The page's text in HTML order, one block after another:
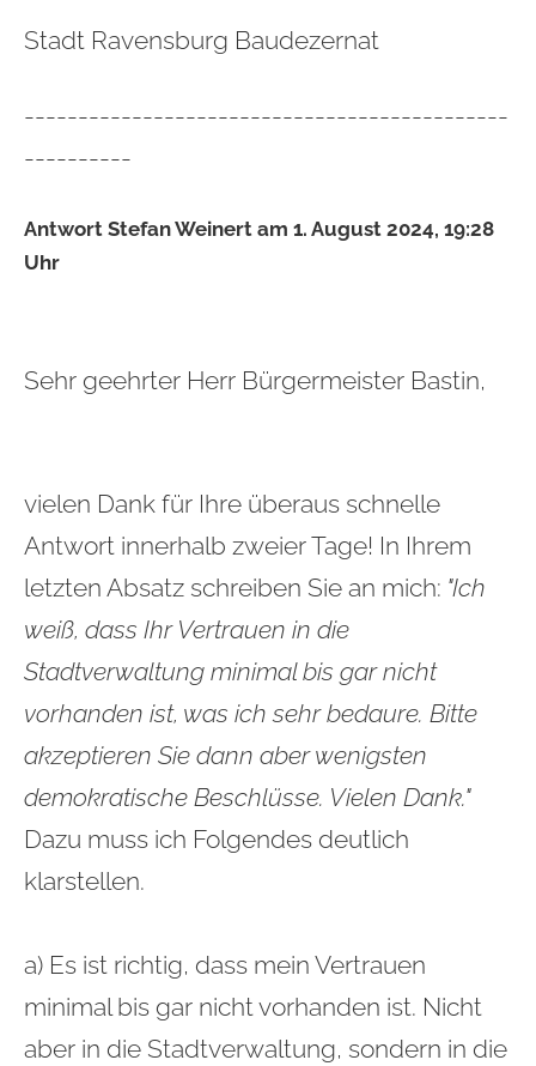
Stadt Ravensburg Baudezernat
---------------------------------------------
----------
Antwort Stefan Weinert am 1. August 2024, 19:28
Uhr
Sehr geehrter Herr Bürgermeister Bastin,
vielen Dank für Ihre überaus schnelle
Antwort innerhalb zweier Tage! In Ihrem
letzten Absatz schreiben Sie an mich: "Ich
weiß, dass Ihr Vertrauen in die
Stadtverwaltung minimal bis gar nicht
vorhanden ist, was ich sehr bedaure. Bitte
akzeptieren Sie dann aber wenigsten
demokratische Beschlüsse. Vielen Dank."
Dazu muss ich Folgendes deutlich
klarstellen.
a) Es ist richtig, dass mein Vertrauen
minimal bis gar nicht vorhanden ist. Nicht
aber in die Stadtverwaltung, sondern in die